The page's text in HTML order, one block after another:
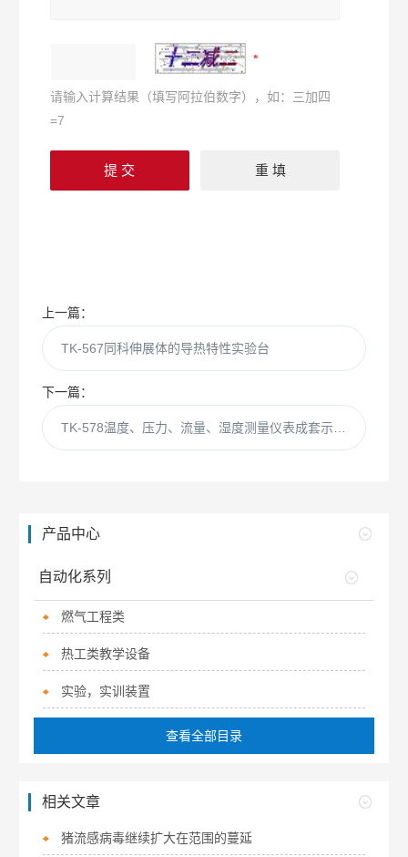
请输入计算结果（填写阿拉伯数字），如：三加四
=7
上一篇：
TK-567同科伸展体的导热特性实验台
下一篇：
产品中心
自动化系列
燃气工程类
热工类教学设备
实验，实训装置
查看全部目录
相关文章
猪流感病毒继续扩大在范围的蔓延